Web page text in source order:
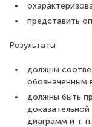
представить
Результаты
должны
обозначенным
должны быть
диаграмм и т.